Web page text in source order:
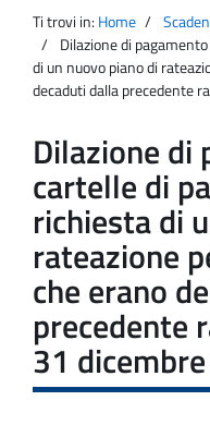
Agenzia
Entrate
principale
Ti trovi in: Home
Dilazione di
di un nuovo piano di
decaduti dalla precedente
Dilazione di
cartelle di
richiesta di
rateazione
che erano
precedente
31